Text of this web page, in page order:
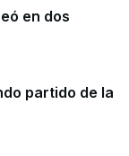
en dos
partido de la